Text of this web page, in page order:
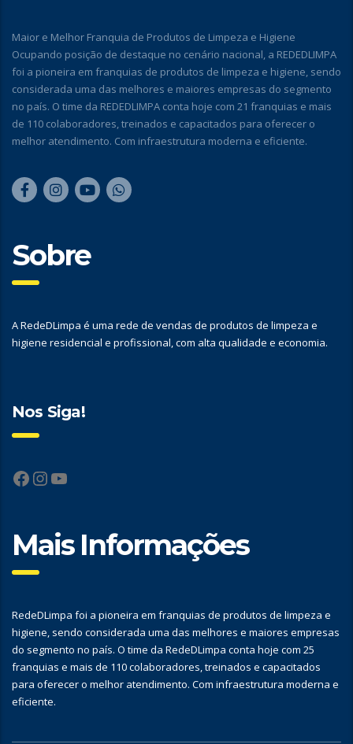
Maior e Melhor Franquia de Produtos de Limpeza e Higiene
Ocupando posição de destaque no cenário nacional, a REDEDLIMPA
foi a pioneira em franquias de produtos de limpeza e higiene, sendo
considerada uma das melhores e maiores empresas do segmento
no país. O time da REDEDLIMPA conta hoje com 21 franquias e mais
de 110 colaboradores, treinados e capacitados para oferecer o
melhor atendimento. Com infraestrutura moderna e eficiente.
Sobre
A RedeDLimpa é uma rede de vendas de produtos de limpeza e
higiene residencial e profissional, com alta qualidade e economia.
Nos Siga!
Facebook
Instagram
YouTube
Mais Informações
RedeDLimpa foi a pioneira em franquias de produtos de limpeza e
higiene, sendo considerada uma das melhores e maiores empresas
do segmento no país. O time da RedeDLimpa conta hoje com 25
franquias e mais de 110 colaboradores, treinados e capacitados
para oferecer o melhor atendimento. Com infraestrutura moderna e
eficiente.